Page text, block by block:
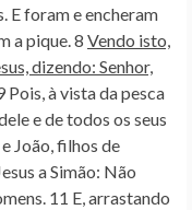
E foram e encheram
a pique. 8 Vendo isto,
dizendo: Senhor,
Pois, à vista da pesca
e de todos os seus
João, filhos de
a Simão: Não
11 E, arrastando